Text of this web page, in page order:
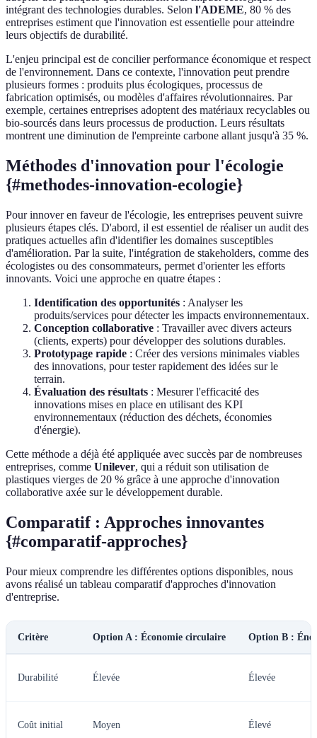
intégrant des technologies durables. Selon l'ADEME, 80 % des
entreprises estiment que l'innovation est essentielle pour atteindre
leurs objectifs de durabilité.
L'enjeu principal est de concilier performance économique et respect
de l'environnement. Dans ce contexte, l'innovation peut prendre
plusieurs formes : produits plus écologiques, processus de
fabrication optimisés, ou modèles d'affaires révolutionnaires. Par
exemple, certaines entreprises adoptent des matériaux recyclables ou
bio-sourcés dans leurs processus de production. Leurs résultats
montrent une diminution de l'empreinte carbone allant jusqu'à 35 %.
Méthodes d'innovation pour l'écologie
{#methodes-innovation-ecologie}
Pour innover en faveur de l'écologie, les entreprises peuvent suivre
plusieurs étapes clés. D'abord, il est essentiel de réaliser un audit des
pratiques actuelles afin d'identifier les domaines susceptibles
d'amélioration. Par la suite, l'intégration de stakeholders, comme des
écologistes ou des consommateurs, permet d'orienter les efforts
innovants. Voici une approche en quatre étapes :
Identification des opportunités : Analyser les
produits/services pour détecter les impacts environnementaux.
Conception collaborative : Travailler avec divers acteurs
(clients, experts) pour développer des solutions durables.
Prototypage rapide : Créer des versions minimales viables
des innovations, pour tester rapidement des idées sur le
terrain.
Évaluation des résultats : Mesurer l'efficacité des
innovations mises en place en utilisant des KPI
environnementaux (réduction des déchets, économies
d'énergie).
Cette méthode a déjà été appliquée avec succès par de nombreuses
entreprises, comme Unilever, qui a réduit son utilisation de
plastiques vierges de 20 % grâce à une approche d'innovation
collaborative axée sur le développement durable.
Comparatif : Approches innovantes
{#comparatif-approches}
Pour mieux comprendre les différentes options disponibles, nous
avons réalisé un tableau comparatif d'approches d'innovation
d'entreprise.
Critère Option A : Économie circulaire Option B :
Durabilité Élevée Élevée
Coût initial Moyen Élevé